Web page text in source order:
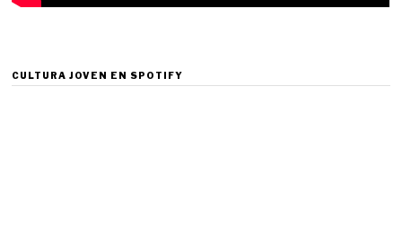
CULTURA JOVEN EN SPOTIFY